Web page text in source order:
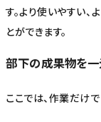
す。より使いやすい
とができます。
部下の成果物を
ここでは、作業だけ